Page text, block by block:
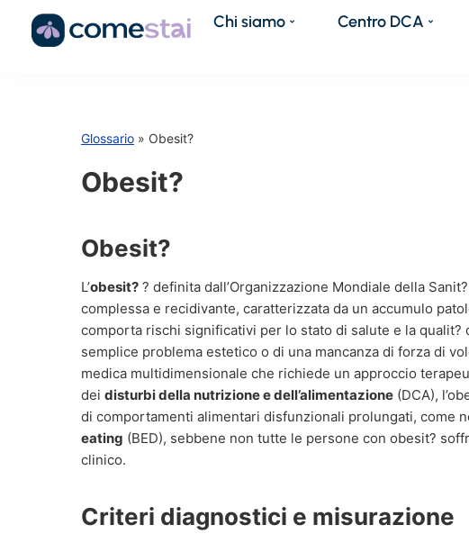
Chi siamo Centro DCA
Glossario » Obesit?
Obesit?
Obesit?
L’obesit? ? definita dall’Organizzazione Mondiale della
complessa e recidivante, caratterizzata da un accumulo
comporta rischi significativi per lo stato di salute e la qualit?
semplice problema estetico o di una mancanza di forza di
medica multidimensionale che richiede un approccio
dei disturbi della nutrizione e dell’alimentazione (DCA),
di comportamenti alimentari disfunzionali prolungati, come
eating (BED), sebbene non tutte le persone con obesit?
clinico.
Criteri diagnostici e misurazione